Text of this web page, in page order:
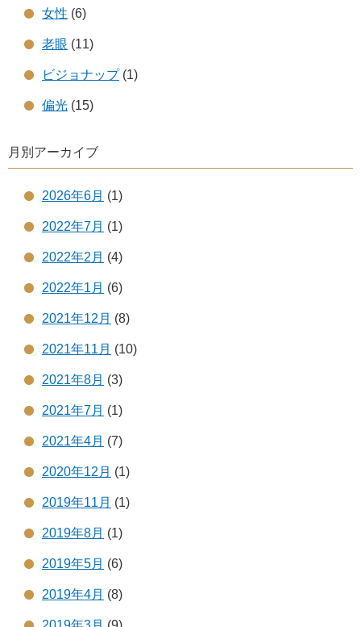
女性 (6)
老眼 (11)
ビジョナップ(1)
偏光 (15)
月別アーカイブ
2026年6月 (1)
2022年7月 (1)
2022年2月 (4)
2022年1月 (6)
2021年12月 (8)
2021年11月 (10)
2021年8月 (3)
2021年7月 (1)
2021年4月 (7)
2020年12月 (1)
2019年11月 (1)
2019年8月 (1)
2019年5月 (6)
2019年4月 (8)